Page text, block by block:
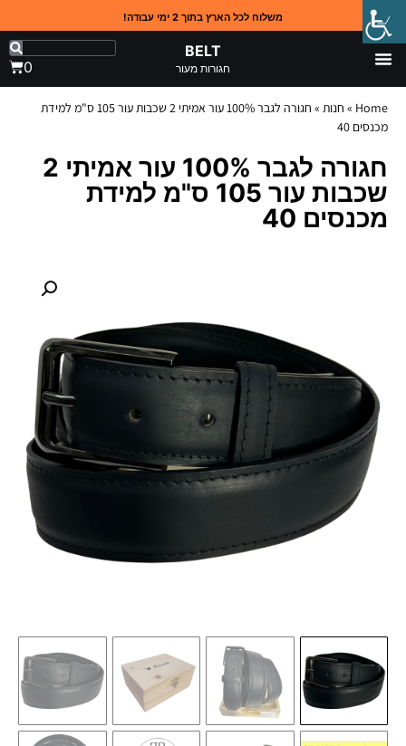
משלוח לכל הארץ בתוך 2 ימי עבודה!
BELT
חגורות מעור 0
Home
» חנות »
חגורה לגבר 100% עור אמיתי 2 שכבות עור 105 ס"מ למידת
מכנסים 40
חגורה לגבר 100% עור אמיתי 2
שכבות עור 105 ס"מ למידת
מכנסים 40